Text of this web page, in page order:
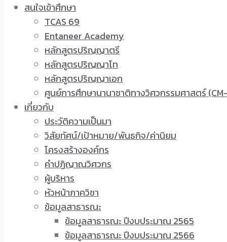
สนใจเข้าศึกษา
TCAS 69
Entaneer Academy
หลักสูตรปริญญาตรี
หลักสูตรปริญญาโท
หลักสูตรปริญญาเอก
ศูนย์การศึกษานานาชาติทางวิศวกรรมศาสตร์
เกี่ยวกับ
ประวัติความเป็นมา
วิสัยทัศน์/เป้าหมาย/พันธกิจ/ค่านิยม
โครงสร้างองค์กร
คำปฏิญาณวิศวกร
ผู้บริหาร
หัวหน้าภาควิชา
ข้อมูลสาธารณะ
ข้อมูลสาธารณะ ปีงบประมาณ 2565
ข้อมูลสาธารณะ ปีงบประมาณ 2566